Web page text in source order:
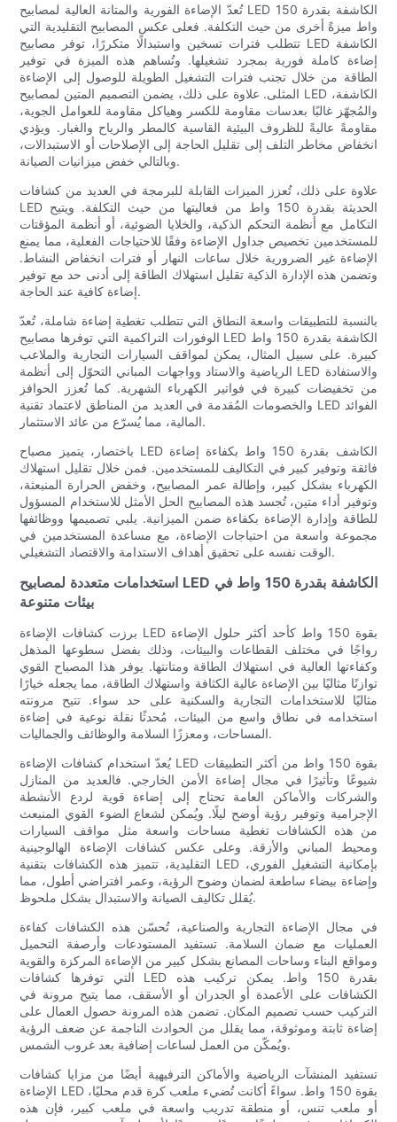
تُعدّ الإضاءة الفورية والمتانة العالية لمصابيح LED الكاشفة بقدرة 150
واط ميزةً أخرى من حيث التكلفة. فعلى عكس المصابيح التقليدية التي
تتطلب فترات تسخين واستبدالًا متكررًا، توفر مصابيح LED الكاشفة
إضاءة كاملة فورية بمجرد تشغيلها. وتُساهم هذه الميزة في توفير
الطاقة من خلال تجنب فترات التشغيل الطويلة للوصول إلى الإضاءة
المثلى. علاوة على ذلك، يضمن التصميم المتين لمصابيح LED الكاشفة،
والمُجهّز غالبًا بعدسات مقاومة للكسر وهياكل مقاومة للعوامل الجوية،
مقاومةً عاليةً للظروف البيئية القاسية كالمطر والرياح والغبار. ويؤدي
انخفاض مخاطر التلف إلى تقليل الحاجة إلى الإصلاحات أو الاستبدالات،
وبالتالي خفض ميزانيات الصيانة.
علاوة على ذلك، تُعزز الميزات القابلة للبرمجة في العديد من كشافات
LED الحديثة بقدرة 150 واط من فعاليتها من حيث التكلفة. ويتيح
التكامل مع أنظمة التحكم الذكية، والخلايا الضوئية، أو أنظمة المؤقتات
للمستخدمين تخصيص جداول الإضاءة وفقًا للاحتياجات الفعلية، مما يمنع
الإضاءة غير الضرورية خلال ساعات النهار أو فترات انخفاض النشاط.
وتضمن هذه الإدارة الذكية تقليل استهلاك الطاقة إلى أدنى حد مع توفير
إضاءة كافية عند الحاجة.
بالنسبة للتطبيقات واسعة النطاق التي تتطلب تغطية إضاءة شاملة، تُعدّ
الوفورات التراكمية التي توفرها مصابيح LED الكاشفة بقدرة 150 واط
كبيرة. على سبيل المثال، يمكن لمواقف السيارات التجارية والملاعب
الرياضية والاستاد وواجهات المباني التحوّل إلى أنظمة LED والاستفادة
من تخفيضات كبيرة في فواتير الكهرباء الشهرية. كما تُعزز الحوافز
والخصومات المُقدمة في العديد من المناطق لاعتماد تقنية LED الفوائد
المالية، مما يُسرّع من عائد الاستثمار.
باختصار، يتميز مصباح LED الكاشف بقدرة 150 واط بكفاءة إضاءة
فائقة وتوفير كبير في التكاليف للمستخدمين. فمن خلال تقليل استهلاك
الكهرباء بشكل كبير، وإطالة عمر المصابيح، وخفض الحرارة المنبعثة،
وتوفير أداء متين، تُجسد هذه المصابيح الحل الأمثل للاستخدام المسؤول
للطاقة وإدارة الإضاءة بكفاءة ضمن الميزانية. يلبي تصميمها ووظائفها
مجموعة واسعة من احتياجات الإضاءة، مع مساعدة المستخدمين في
الوقت نفسه على تحقيق أهداف الاستدامة والاقتصاد التشغيلي.
استخدامات متعددة لمصابيح LED الكاشفة بقدرة 150 واط في
بيئات متنوعة
برزت كشافات الإضاءة LED بقوة 150 واط كأحد أكثر حلول الإضاءة
رواجًا في مختلف القطاعات والبيئات، وذلك بفضل سطوعها المذهل
وكفاءتها العالية في استهلاك الطاقة ومتانتها. يوفر هذا المصباح القوي
توازنًا مثاليًا بين الإضاءة عالية الكثافة واستهلاك الطاقة، مما يجعله خيارًا
مثاليًا للاستخدامات التجارية والسكنية على حد سواء. تتيح مرونته
استخدامه في نطاق واسع من البيئات، مُحدثًا نقلة نوعية في إضاءة
المساحات، ومعززًا السلامة والوظائف والجماليات.
يُعدّ استخدام كشافات الإضاءة LED بقوة 150 واط من أكثر التطبيقات
شيوعًا وتأثيرًا في مجال إضاءة الأمن الخارجي. فالعديد من المنازل
والشركات والأماكن العامة تحتاج إلى إضاءة قوية لردع الأنشطة
الإجرامية وتوفير رؤية أوضح ليلًا. ويُمكن لشعاع الضوء القوي المنبعث
من هذه الكشافات تغطية مساحات واسعة مثل مواقف السيارات
ومحيط المباني والأزقة. وعلى عكس كشافات الإضاءة الهالوجينية
التقليدية، تتميز هذه الكشافات بتقنية LED بإمكانية التشغيل الفوري،
وإضاءة بيضاء ساطعة لضمان وضوح الرؤية، وعمر افتراضي أطول، مما
يُقلل تكاليف الصيانة والاستبدال بشكل ملحوظ.
في مجال الإضاءة التجارية والصناعية، تُحسّن هذه الكشافات كفاءة
العمليات مع ضمان السلامة. تستفيد المستودعات وأرصفة التحميل
ومواقع البناء وساحات المصانع بشكل كبير من الإضاءة المركزة والقوية
التي توفرها كشافات LED بقدرة 150 واط. يمكن تركيب هذه
الكشافات على الأعمدة أو الجدران أو الأسقف، مما يتيح مرونة في
التركيب حسب تصميم المكان. تضمن هذه المرونة حصول العمال على
إضاءة ثابتة وموثوقة، مما يقلل من الحوادث الناجمة عن ضعف الرؤية
ويُمكّن من العمل لساعات إضافية بعد غروب الشمس.
تستفيد المنشآت الرياضية والأماكن الترفيهية أيضًا من مزايا كشافات
الإضاءة LED بقوة 150 واط. سواءً أكانت تُضيء ملعب كرة قدم محليًا،
أو ملعب تنس، أو منطقة تدريب واسعة في ملعب كبير، فإن هذه